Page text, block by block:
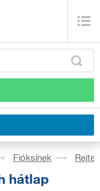
Fióksínek
hátlap